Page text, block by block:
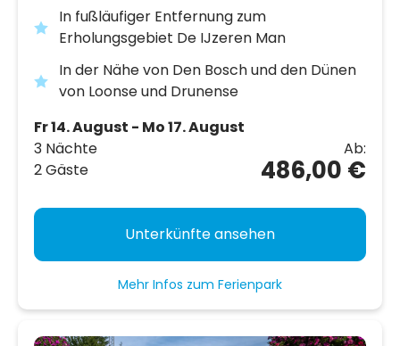
In fußläufiger Entfernung zum
Erholungsgebiet De IJzeren Man
In der Nähe von Den Bosch und den Dünen
von Loonse und Drunense
Fr 14. August - Mo 17. August
3 Nächte
2 Gäste
Ab:
486,00 €
Unterkünfte ansehen
Mehr Infos zum Ferienpark